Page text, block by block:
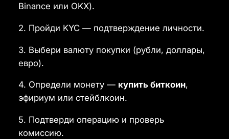
Binance или OKX).
2. Пройди KYC — подтверждение личности.
3. Выбери валюту покупки (рубли, доллары,
евро).
4. Определи монету — купить биткоин,
эфириум или стейблкоин.
5. Подтверди операцию и проверь
комиссию.